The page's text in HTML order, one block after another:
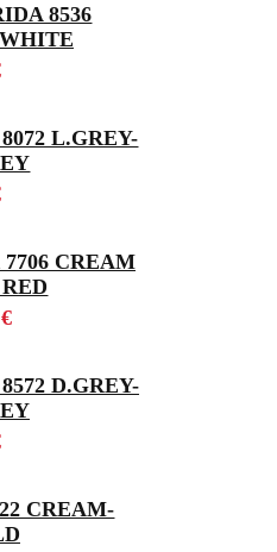
8536
L.GREY-
CREAM
€
D.GREY-
CREAM-